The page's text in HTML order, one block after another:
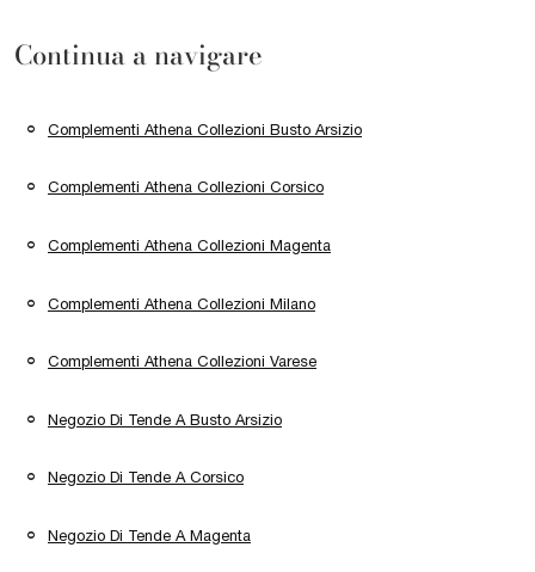
Continua a navigare
Complementi Athena Collezioni Busto Arsizio
Complementi Athena Collezioni Corsico
Complementi Athena Collezioni Magenta
Complementi Athena Collezioni Milano
Complementi Athena Collezioni Varese
Negozio Di Tende A Busto Arsizio
Negozio Di Tende A Corsico
Negozio Di Tende A Magenta